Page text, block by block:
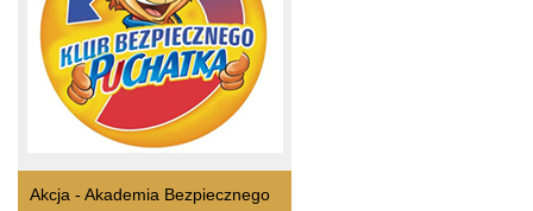
Akcja - Akademia Bezpiecznego